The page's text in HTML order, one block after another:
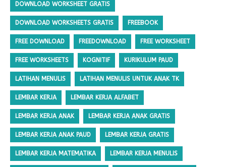
DOWNLOAD WORKSHEET GRATIS
DOWNLOAD WORKSHEETS GRATIS FREEBOOK
FREE DOWNLOAD FREEDOWNLOAD FREE WORKSHEET
FREE WORKSHEETS KOGNITIF KURIKULUM PAUD
LATIHAN MENULIS LATIHAN MENULIS UNTUK ANAK TK
LEMBAR KERJA LEMBAR KERJA ALFABET
LEMBAR KERJA ANAK LEMBAR KERJA ANAK GRATIS
LEMBAR KERJA ANAK PAUD LEMBAR KERJA GRATIS
LEMBAR KERJA MATEMATIKA LEMBAR KERJA MENULIS